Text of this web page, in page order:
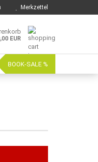
Merkzettel
EUR
BOOK-SALE %